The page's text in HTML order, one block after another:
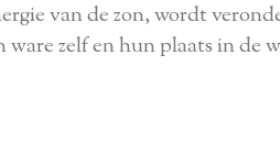
van de zon, wordt
zelf en hun plaats in de